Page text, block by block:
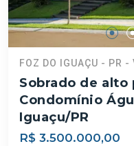
FOZ DO IGUAÇU - PR -
Sobrado de alto
Condomínio
Iguaçu/PR
R$ 3.500.000,00